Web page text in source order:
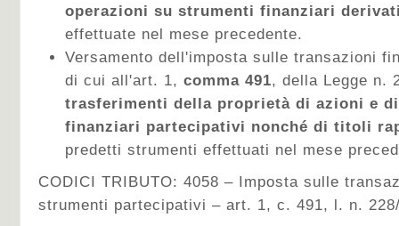
operazioni su strumenti finanziari
effettuate nel mese precedente.
Versamento dell'imposta sulle transazioni
di cui all'art. 1, comma 491, della Legge n.
trasferimenti della proprietà di azioni e
finanziari partecipativi nonché di titoli
predetti strumenti effettuati nel mese
CODICI TRIBUTO: 4058 – Imposta sulle
strumenti partecipativi – art. 1, c. 491, l. n.